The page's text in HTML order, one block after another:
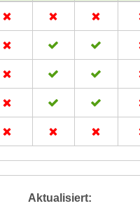
Aktualisiert: